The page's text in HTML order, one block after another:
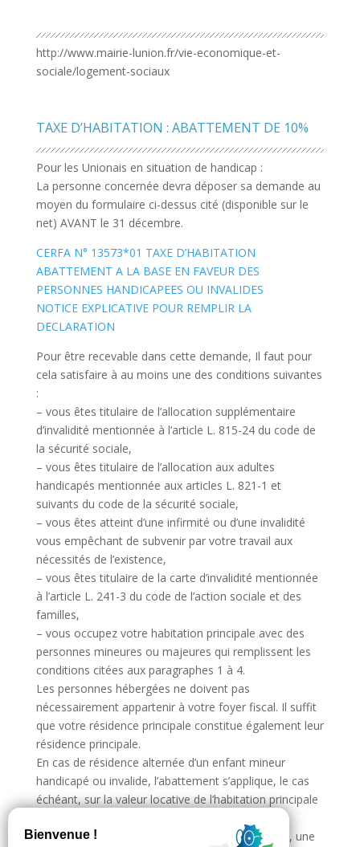
http://www.mairie-lunion.fr/vie-economique-et-
sociale/logement-sociaux
TAXE D’HABITATION : ABATTEMENT DE 10%
Pour les Unionais en situation de handicap :
La personne concernée devra déposer sa demande au
moyen du formulaire ci-dessus cité (disponible sur le
net) AVANT le 31 décembre.
CERFA N° 13573*01 TAXE D’HABITATION
ABATTEMENT A LA BASE EN FAVEUR DES
PERSONNES HANDICAPEES OU INVALIDES
NOTICE EXPLICATIVE POUR REMPLIR LA
DECLARATION
Pour être recevable dans cette demande, Il faut pour
cela satisfaire à au moins une des conditions suivantes
:
– vous êtes titulaire de l’allocation supplémentaire
d’invalidité mentionnée à l’article L. 815-24 du code de
la sécurité sociale,
– vous êtes titulaire de l’allocation aux adultes
handicapés mentionnée aux articles L. 821-1 et
suivants du code de la sécurité sociale,
– vous êtes atteint d’une infirmité ou d’une invalidité
vous empêchant de subvenir par votre travail aux
nécessités de l’existence,
– vous êtes titulaire de la carte d’invalidité mentionnée
à l’article L. 241-3 du code de l’action sociale et des
familles,
– vous occupez votre habitation principale avec des
personnes mineures ou majeures qui remplissent les
conditions citées aux paragraphes 1 à 4.
Les personnes hébergées ne doivent pas
nécessairement appartenir à votre foyer fiscal. Il suffit
que votre résidence principale constitue également leur
résidence principale.
En cas de résidence alternée d’un enfant mineur
handicapé ou invalide, l’abattement s’applique, le cas
échéant, sur la valeur locative de l’habitation principale
Vous devrez joindre au formulaire de déclaration, une